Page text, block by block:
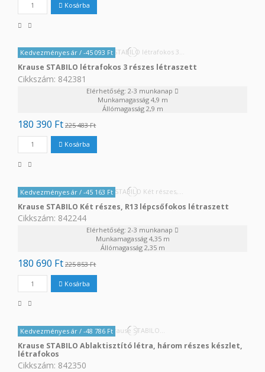
Kosárba
Kedvezményes ár/ -45 093 Ft
Krause STABILO létrafokos 3 részes létraszett
Cikkszám: 842381
Elérhetőség: 2-3 munkanap
Munkamagasság 4,9 m
Állómagasság 2,9 m
180 390 Ft 225 483 Ft
Kosárba
Kedvezményes ár/ -45 163 Ft
Krause STABILO Két részes, R13 lépcsőfokos létraszett
Cikkszám: 842244
Elérhetőség: 2-3 munkanap
Munkamagasság 4,35 m
Állómagasság 2,35 m
180 690 Ft 225 853 Ft
Kosárba
Kedvezményes ár/ -48 786 Ft
Krause STABILO Ablaktisztító létra, három részes készlet,
létrafokos
Cikkszám: 842350